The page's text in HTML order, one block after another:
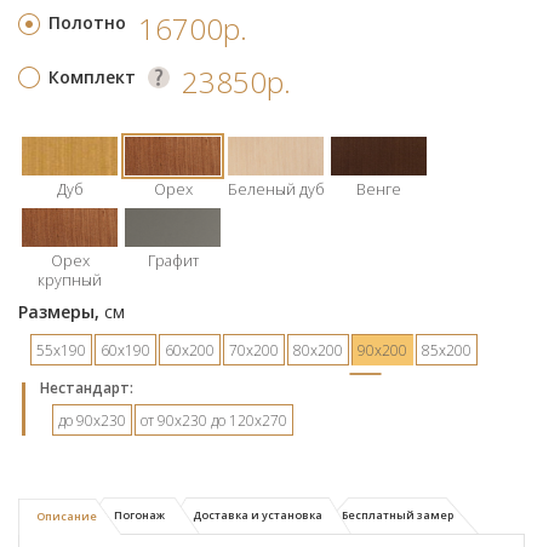
Полотно 16700р.
Комплект 23850р.
Дуб Орех Беленый дуб Венге
Орех
крупный
Графит
Размеры, см
55х190 60х190 60х200 70х200 80х200 90х200
85х200
Hестандарт:
до 90х230
от 90х230 до 120х270
Описание Погонаж Доставка и установка Бесплатный замер